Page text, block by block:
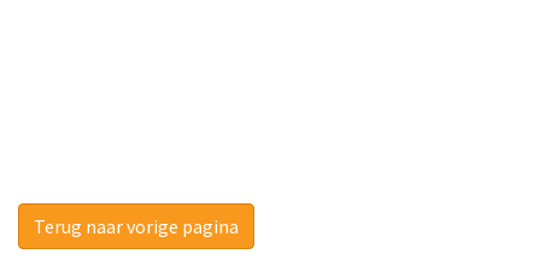
Terug naar vorige pagina